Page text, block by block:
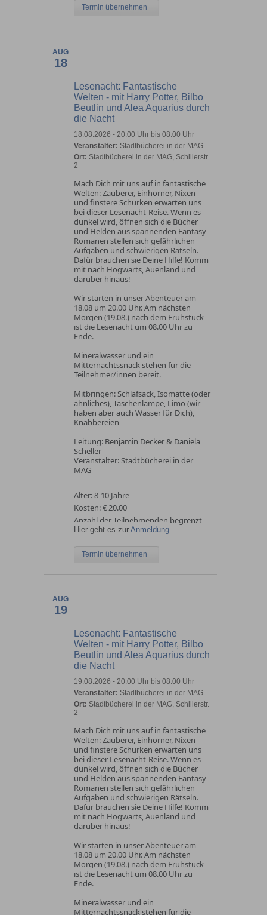
Termin übernehmen
AUG
18
Lesenacht: Fantastische
Welten - mit Harry Potter, Bilbo
Beutlin und Alea Aquarius durch
die Nacht
18.08.2026 - 20:00 Uhr bis 08:00 Uhr
Veranstalter: Stadtbücherei in der MAG
Ort: Stadtbücherei in der MAG, Schillerstr.
2
Mach Dich mit uns auf in fantastische
Welten: Zauberer, Einhörner, Nixen
und finstere Schurken erwarten uns
bei dieser Lesenacht-Reise. Wenn es
dunkel wird, öffnen sich die Bücher
und Helden aus spannenden Fantasy-
Romanen stellen sich gefährlichen
Aufgaben und schwierigen Rätseln.
Dafür brauchen sie Deine Hilfe! Komm
mit nach Hogwarts, Auenland und
darüber hinaus!
Wir starten in unser Abenteuer am
18.08 um 20.00 Uhr. Am nächsten
Morgen (19.08.) nach dem Frühstück
ist die Lesenacht um 08.00 Uhr zu
Ende.
Mineralwasser und ein
Mitternachtssnack stehen für die
Teilnehmer/innen bereit.
Mitbringen: Schlafsack, Isomatte (oder
ähnliches), Taschenlampe, Limo (wir
haben aber auch Wasser für Dich),
Knabbereien
Leitung: Benjamin Decker & Daniela
Scheller
Veranstalter: Stadtbücherei in der
MAG
Alter:8-10 Jahre
Kosten: € 20.00
Anzahl der Teilnehmenden begrenzt
Hier geht es zur Anmeldung
Termin übernehmen
AUG
19
Lesenacht: Fantastische
Welten - mit Harry Potter, Bilbo
Beutlin und Alea Aquarius durch
die Nacht
19.08.2026 - 20:00 Uhr bis 08:00 Uhr
Veranstalter: Stadtbücherei in der MAG
Ort: Stadtbücherei in der MAG, Schillerstr.
2
Mach Dich mit uns auf in fantastische
Welten: Zauberer, Einhörner, Nixen
und finstere Schurken erwarten uns
bei dieser Lesenacht-Reise. Wenn es
dunkel wird, öffnen sich die Bücher
und Helden aus spannenden Fantasy-
Romanen stellen sich gefährlichen
Aufgaben und schwierigen Rätseln.
Dafür brauchen sie Deine Hilfe! Komm
mit nach Hogwarts, Auenland und
darüber hinaus!
Wir starten in unser Abenteuer am
18.08 um 20.00 Uhr. Am nächsten
Morgen (19.08.) nach dem Frühstück
ist die Lesenacht um 08.00 Uhr zu
Ende.
Mineralwasser und ein
Mitternachtssnack stehen für die